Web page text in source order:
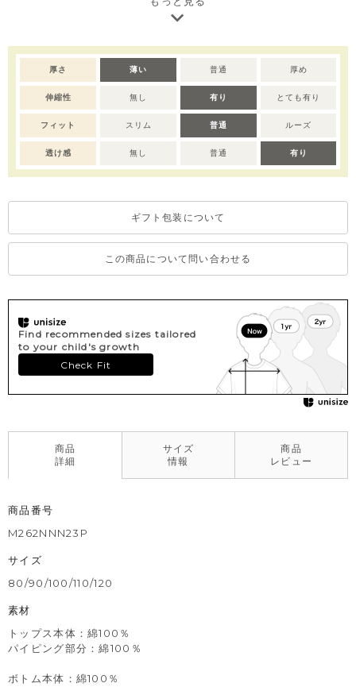
※ボタン 80サイズ：ボタン前全開き、90-110サイズ：肩部分ボ
タン有り、120サイズ：ボタン無し。
※撮影･モニター環境等により実際の商品の色味と異なって見える
場合がございます。
※デリケートな素材を使用しているため、乾燥機のご使用はお控
えいただくことをおすすめします。
厚さ 薄い 普通 厚め
伸縮性 無し 有り とても有り
フィット スリム 普通 ルーズ
透け感 無し 普通 有り
ギフト包装について
この商品について問い合わせる
Find recommended sizes tailored
to your child's growth
Check Fit
商品
詳細
サイズ
情報
商品
レビュー
商品番号
M262NNN23P
サイズ
80/90/100/110/120
素材
トップス本体：綿100％
パイピング部分：綿100％
ボトム本体：綿100％